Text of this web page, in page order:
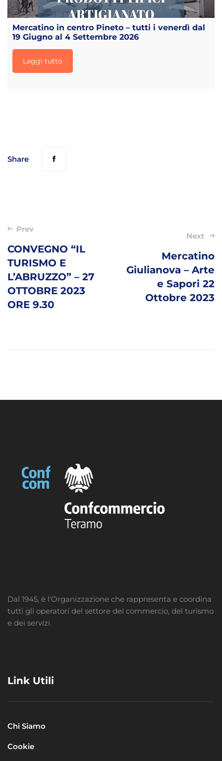
Mercatino in centro Pineto – tutti i venerdì dal
19 Giugno al 4 Settembre 2026
Leggi tutto
Share
Post
navigation
Prev
CONVEGNO “IL
TURISMO E
L’ABRUZZO” – 27
OTTOBRE 2023
ORE 9.30
Next
Mercatino
Giulianova – Arte
e Sapori 22
Ottobre 2023
Dal 1945, è l'Organizzazione che rappresenta e coordina
tutti gli operatori del settore del commercio, del turismo
e dei servizi.
Link Utili
Chi Siamo
Cookie